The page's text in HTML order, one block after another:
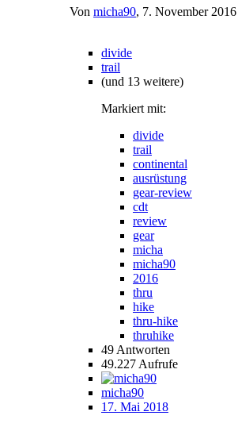
Von micha90, 7. November 2016
divide
trail
(und 13 weitere)
Markiert mit:
divide
trail
continental
ausrüstung
gear-review
cdt
review
gear
micha
micha90
2016
thru
hike
thru-hike
thruhike
49 Antworten
49.227 Aufrufe
micha90
17. Mai 2018